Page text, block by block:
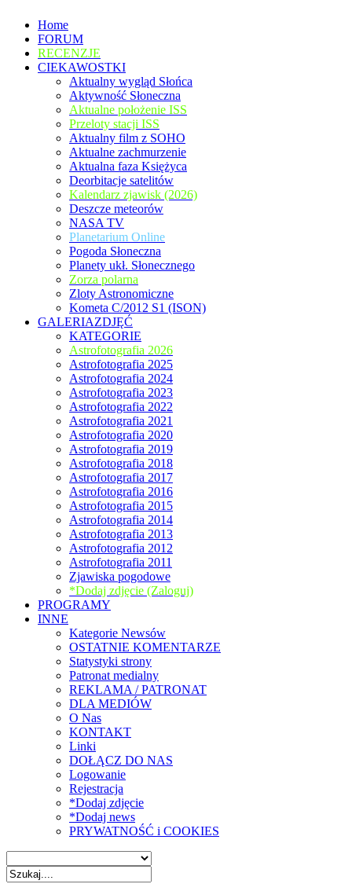
Home
FORUM
RECENZJE
CIEKAWOSTKI
Aktualny wygląd Słońca
Aktywność Słoneczna
Aktualne położenie ISS
Przeloty stacji ISS
Aktualny film z SOHO
Aktualne zachmurzenie
Aktualna faza Księżyca
Deorbitacje satelitów
Kalendarz zjawisk (2026)
Deszcze meteorów
NASA TV
Planetarium Online
Pogoda Słoneczna
Planety ukł. Słonecznego
Zorza polarna
Zloty Astronomiczne
Kometa C/2012 S1 (ISON)
GALERIAZDJĘĆ
KATEGORIE
Astrofotografia 2026
Astrofotografia 2025
Astrofotografia 2024
Astrofotografia 2023
Astrofotografia 2022
Astrofotografia 2021
Astrofotografia 2020
Astrofotografia 2019
Astrofotografia 2018
Astrofotografia 2017
Astrofotografia 2016
Astrofotografia 2015
Astrofotografia 2014
Astrofotografia 2013
Astrofotografia 2012
Astrofotografia 2011
Zjawiska pogodowe
*Dodaj zdjęcie (Zaloguj)
PROGRAMY
INNE
Kategorie Newsów
OSTATNIE KOMENTARZE
Statystyki strony
Patronat medialny
REKLAMA / PATRONAT
DLA MEDIÓW
O Nas
KONTAKT
Linki
DOŁĄCZ DO NAS
Logowanie
Rejestracja
*Dodaj zdjęcie
*Dodaj news
PRYWATNOŚĆ i COOKIES